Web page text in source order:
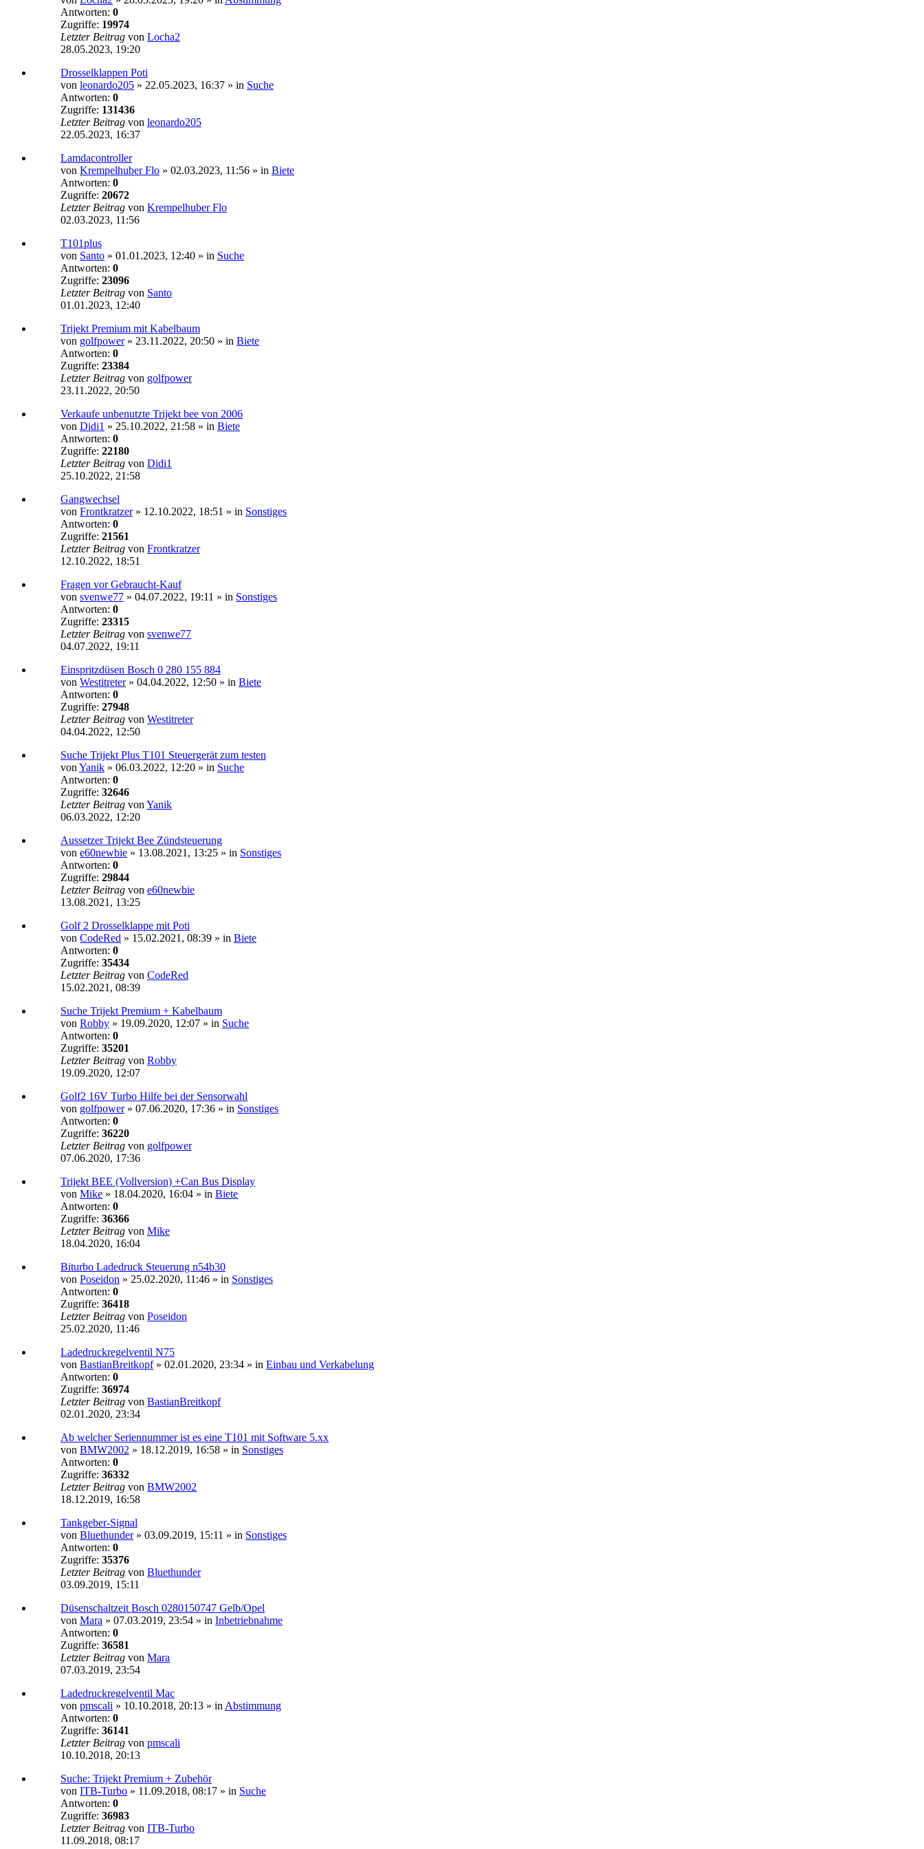
Antworten: 0
Zugriffe: 19974
Letzter Beitrag von Locha2
28.05.2023, 19:20
Drosselklappen Poti
von leonardo205 » 22.05.2023, 16:37 » in Suche
Antworten: 0
Zugriffe: 131436
Letzter Beitrag von leonardo205
22.05.2023, 16:37
Lamdacontroller
von Krempelhuber Flo » 02.03.2023, 11:56 » in Biete
Antworten: 0
Zugriffe: 20672
Letzter Beitrag von Krempelhuber Flo
02.03.2023, 11:56
T101plus
von Santo » 01.01.2023, 12:40 » in Suche
Antworten: 0
Zugriffe: 23096
Letzter Beitrag von Santo
01.01.2023, 12:40
Trijekt Premium mit Kabelbaum
von golfpower» 23.11.2022, 20:50 » in Biete
Antworten: 0
Zugriffe: 23384
Letzter Beitrag von golfpower
23.11.2022, 20:50
Verkaufe unbenutzte Trijekt bee von 2006
von Didi1 » 25.10.2022, 21:58 » in Biete
Antworten: 0
Zugriffe: 22180
Letzter Beitrag von Didi1
25.10.2022, 21:58
Gangwechsel
von Frontkratzer» 12.10.2022, 18:51 » in Sonstiges
Antworten: 0
Zugriffe: 21561
Letzter Beitrag von Frontkratzer
12.10.2022, 18:51
Fragen vor Gebraucht-Kauf
von svenwe77 » 04.07.2022, 19:11 » in Sonstiges
Antworten: 0
Zugriffe: 23315
Letzter Beitrag von svenwe77
04.07.2022, 19:11
Einspritzdüsen Bosch 0 280 155 884
von Westitreter» 04.04.2022, 12:50 » in Biete
Antworten: 0
Zugriffe: 27948
Letzter Beitrag von Westitreter
04.04.2022, 12:50
Suche Trijekt Plus T101 Steuergerät zum testen
von Yanik » 06.03.2022, 12:20 » in Suche
Antworten: 0
Zugriffe: 32646
Letzter Beitrag von Yanik
06.03.2022, 12:20
Aussetzer Trijekt Bee Zündsteuerung
von e60newbie » 13.08.2021, 13:25 » in Sonstiges
Antworten: 0
Zugriffe: 29844
Letzter Beitrag von e60newbie
13.08.2021, 13:25
Golf 2 Drosselklappe mit Poti
von CodeRed » 15.02.2021, 08:39 » in Biete
Antworten: 0
Zugriffe: 35434
Letzter Beitrag von CodeRed
15.02.2021, 08:39
Suche Trijekt Premium + Kabelbaum
von Robby » 19.09.2020, 12:07 » in Suche
Antworten: 0
Zugriffe: 35201
Letzter Beitrag von Robby
19.09.2020, 12:07
Golf2 16V Turbo Hilfe bei der Sensorwahl
von golfpower» 07.06.2020, 17:36 » in Sonstiges
Antworten: 0
Zugriffe: 36220
Letzter Beitrag von golfpower
07.06.2020, 17:36
Trijekt BEE (Vollversion) +Can Bus Display
von Mike » 18.04.2020, 16:04 » in Biete
Antworten: 0
Zugriffe: 36366
Letzter Beitrag von Mike
18.04.2020, 16:04
Biturbo Ladedruck Steuerung n54b30
von Poseidon » 25.02.2020, 11:46 » in Sonstiges
Antworten: 0
Zugriffe: 36418
Letzter Beitrag von Poseidon
25.02.2020, 11:46
Ladedruckregelventil N75
von BastianBreitkopf» 02.01.2020, 23:34 » in Einbau und Verkabelung
Antworten: 0
Zugriffe: 36974
Letzter Beitrag von BastianBreitkopf
02.01.2020, 23:34
Ab welcher Seriennummer ist es eine T101 mit Software 5.xx
von BMW2002 » 18.12.2019, 16:58 » in Sonstiges
Antworten: 0
Zugriffe: 36332
Letzter Beitrag von BMW2002
18.12.2019, 16:58
Tankgeber-Signal
von Bluethunder» 03.09.2019, 15:11 » in Sonstiges
Antworten: 0
Zugriffe: 35376
Letzter Beitrag von Bluethunder
03.09.2019, 15:11
Düsenschaltzeit Bosch 0280150747 Gelb/Opel
von Mara » 07.03.2019, 23:54 » in Inbetriebnahme
Antworten: 0
Zugriffe: 36581
Letzter Beitrag von Mara
07.03.2019, 23:54
Ladedruckregelventil Mac
von pmscali » 10.10.2018, 20:13 » in Abstimmung
Antworten: 0
Zugriffe: 36141
Letzter Beitrag von pmscali
10.10.2018, 20:13
Suche: Trijekt Premium + Zubehör
von ITB-Turbo » 11.09.2018, 08:17 » in Suche
Antworten: 0
Zugriffe: 36983
Letzter Beitrag von ITB-Turbo
11.09.2018, 08:17